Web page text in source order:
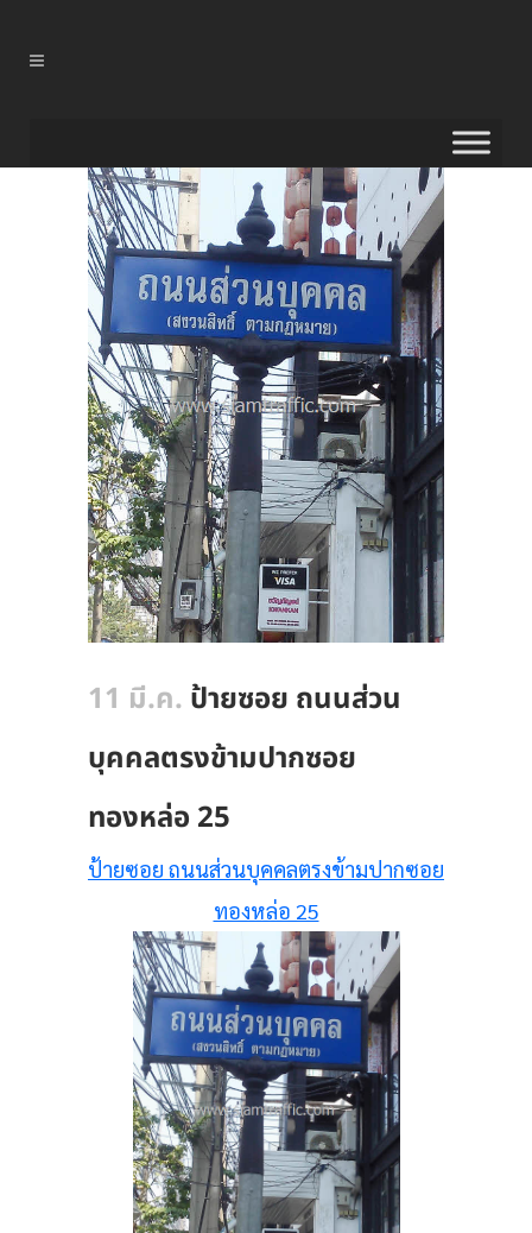
11 มี.ค. ป้ายซอย ถนนส่วน
บุคคลตรงข้ามปากซอย
ทองหล่อ 25
ป้ายซอย ถนนส่วนบุคคลตรงข้ามปากซอย
ทองหล่อ 25